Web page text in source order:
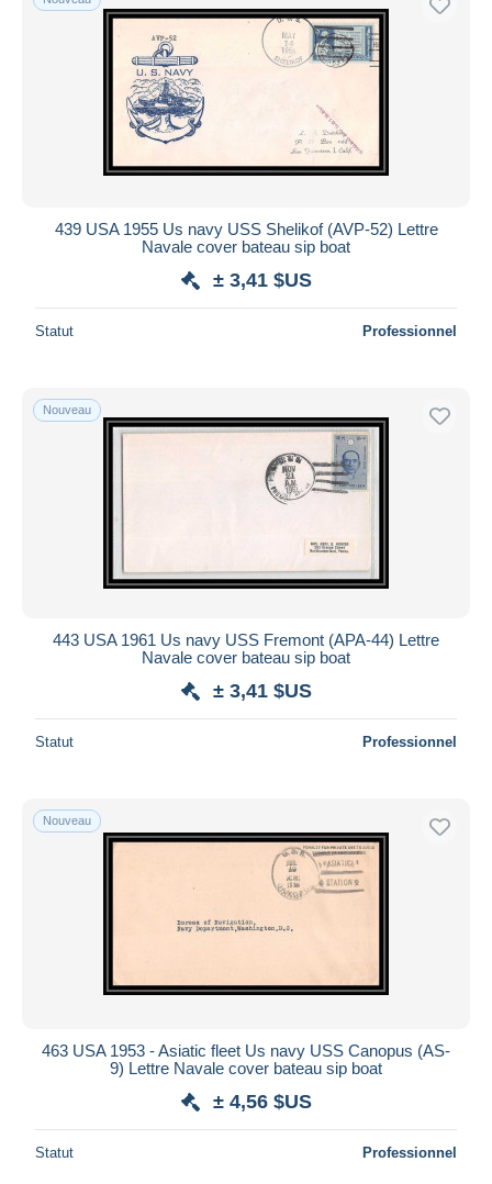
439 USA 1955 Us navy USS Shelikof (AVP-52) Lettre
Navale cover bateau sip boat
± 3,41 $US
Statut Professionnel
Nouveau
443 USA 1961 Us navy USS Fremont (APA-44) Lettre
Navale cover bateau sip boat
± 3,41 $US
Statut Professionnel
Nouveau
463 USA 1953 - Asiatic fleet Us navy USS Canopus (AS-
9) Lettre Navale cover bateau sip boat
± 4,56 $US
Statut Professionnel